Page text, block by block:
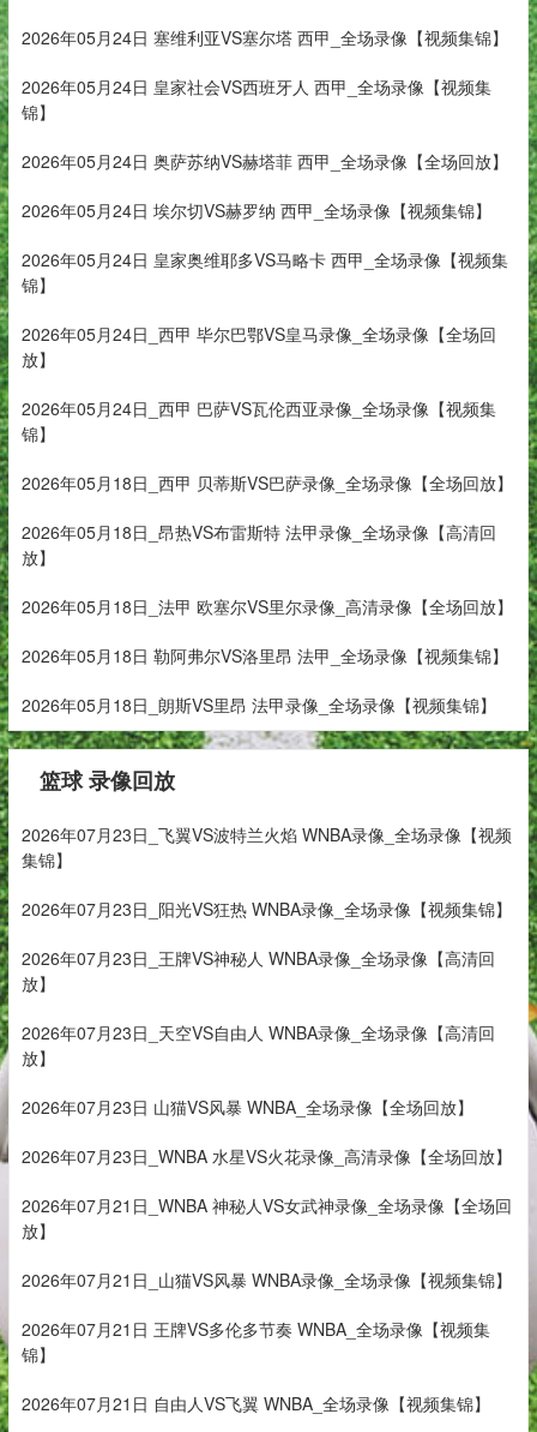
2026年05月24日 塞维利亚VS塞尔塔 西甲_全场录像【视频集锦】
2026年05月24日 皇家社会VS西班牙人 西甲_全场录像【视频集
锦】
2026年05月24日 奥萨苏纳VS赫塔菲 西甲_全场录像【全场回放】
2026年05月24日 埃尔切VS赫罗纳 西甲_全场录像【视频集锦】
2026年05月24日 皇家奥维耶多VS马略卡 西甲_全场录像【视频集
锦】
2026年05月24日_西甲 毕尔巴鄂VS皇马录像_全场录像【全场回
放】
2026年05月24日_西甲 巴萨VS瓦伦西亚录像_全场录像【视频集
锦】
2026年05月18日_西甲 贝蒂斯VS巴萨录像_全场录像【全场回放】
2026年05月18日_昂热VS布雷斯特 法甲录像_全场录像【高清回
放】
2026年05月18日_法甲 欧塞尔VS里尔录像_高清录像【全场回放】
2026年05月18日 勒阿弗尔VS洛里昂 法甲_全场录像【视频集锦】
2026年05月18日_朗斯VS里昂 法甲录像_全场录像【视频集锦】
篮球 录像回放
2026年07月23日_飞翼VS波特兰火焰 WNBA录像_全场录像【视频
集锦】
2026年07月23日_阳光VS狂热 WNBA录像_全场录像【视频集锦】
2026年07月23日_王牌VS神秘人 WNBA录像_全场录像【高清回
放】
2026年07月23日_天空VS自由人 WNBA录像_全场录像【高清回
放】
2026年07月23日 山猫VS风暴 WNBA_全场录像【全场回放】
2026年07月23日_WNBA 水星VS火花录像_高清录像【全场回放】
2026年07月21日_WNBA 神秘人VS女武神录像_全场录像【全场回
放】
2026年07月21日_山猫VS风暴 WNBA录像_全场录像【视频集锦】
2026年07月21日 王牌VS多伦多节奏 WNBA_全场录像【视频集
锦】
2026年07月21日 自由人VS飞翼 WNBA_全场录像【视频集锦】